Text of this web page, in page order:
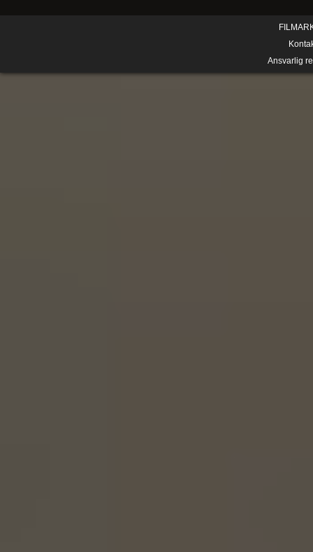
Ansvarlig